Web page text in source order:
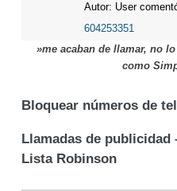
Autor: User
604253351
»me acaban de llamar, no
como
Bloquear números de
Llamadas de publicidad
Lista Robinson